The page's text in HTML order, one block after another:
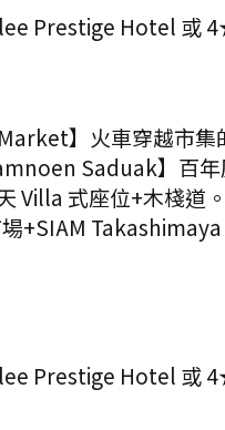
Prestige Hotel 或
】火車穿越市
Saduak】百
式座位+木棧道
+SIAM
Prestige Hotel 或